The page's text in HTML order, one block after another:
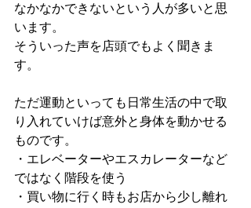
なかなかできないという人が多いと思
います。
そういった声を店頭でもよく聞きま
す。
ただ運動といっても日常生活の中で取
り入れていけば意外と身体を動かせる
ものです。
・エレベーターやエスカレーターなど
ではなく階段を使う
・買い物に行く時もお店から少し離れ